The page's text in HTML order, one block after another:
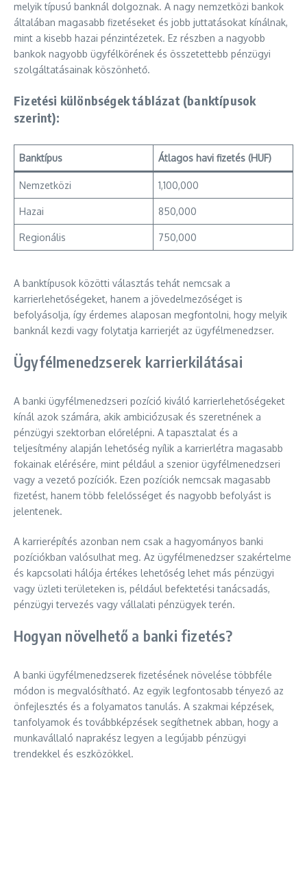
melyik típusú banknál dolgoznak. A nagy nemzetközi bankok
általában magasabb fizetéseket és jobb juttatásokat kínálnak,
mint a kisebb hazai pénzintézetek. Ez részben a nagyobb
bankok nagyobb ügyfélkörének és összetettebb pénzügyi
szolgáltatásainak köszönhető.
Fizetési különbségek táblázat (banktípusok
szerint):
Banktípus Átlagos havi fizetés (HUF)
Nemzetközi 1,100,000
Hazai 850,000
Regionális 750,000
A banktípusok közötti választás tehát nemcsak a
karrierlehetőségeket, hanem a jövedelmezőséget is
befolyásolja, így érdemes alaposan megfontolni, hogy melyik
banknál kezdi vagy folytatja karrierjét az ügyfélmenedzser.
Ügyfélmenedzserek karrierkilátásai
A banki ügyfélmenedzseri pozíció kiváló karrierlehetőségeket
kínál azok számára, akik ambiciózusak és szeretnének a
pénzügyi szektorban előrelépni. A tapasztalat és a
teljesítmény alapján lehetőség nyílik a karrierlétra magasabb
fokainak elérésére, mint például a szenior ügyfélmenedzseri
vagy a vezető pozíciók. Ezen pozíciók nemcsak magasabb
fizetést, hanem több felelősséget és nagyobb befolyást is
jelentenek.
A karrierépítés azonban nem csak a hagyományos banki
pozíciókban valósulhat meg. Az ügyfélmenedzser szakértelme
és kapcsolati hálója értékes lehetőség lehet más pénzügyi
vagy üzleti területeken is, például befektetési tanácsadás,
pénzügyi tervezés vagy vállalati pénzügyek terén.
Hogyan növelhető a banki fizetés?
A banki ügyfélmenedzserek fizetésének növelése többféle
módon is megvalósítható. Az egyik legfontosabb tényező az
önfejlesztés és a folyamatos tanulás. A szakmai képzések,
tanfolyamok és továbbképzések segíthetnek abban, hogy a
munkavállaló naprakész legyen a legújabb pénzügyi
trendekkel és eszközökkel.